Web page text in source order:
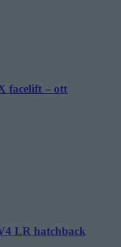
facelift – ott
LR hatchback